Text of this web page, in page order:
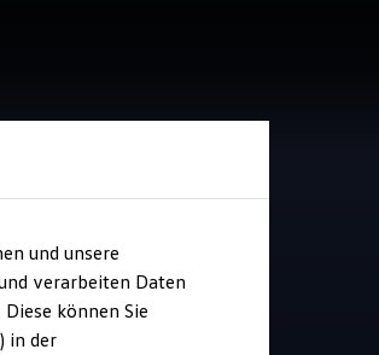
und unsere
verarbeiten Daten
können Sie
in der